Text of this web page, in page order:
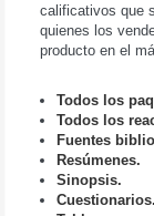
calificativos que
quienes los
producto en el
Todos los
Todos los
Fuentes
Resúmenes.
Sinopsis.
Cuestionarios.